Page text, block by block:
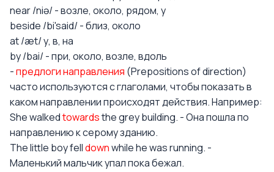
near /niə/ - возле, около, рядом, у
beside /bi'said/ - близ, около
at /æt/ у, в, на
by /bai/ - при, около, возле, вдоль
-предлоги направления (Prepositions of direction)
часто используются с глаголами, чтобы показать в
каком направлении происходят действия. Например:
She walkedtowardsthe grey building. - Она пошла по
направлению к серому зданию.
The little boy felldownwhile he was running. -
Маленький мальчик упал пока бежал.